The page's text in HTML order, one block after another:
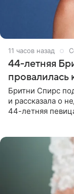
11 часов назад
44-летняя
провалилась
Бритни Спирс
и рассказала о
44-летняя